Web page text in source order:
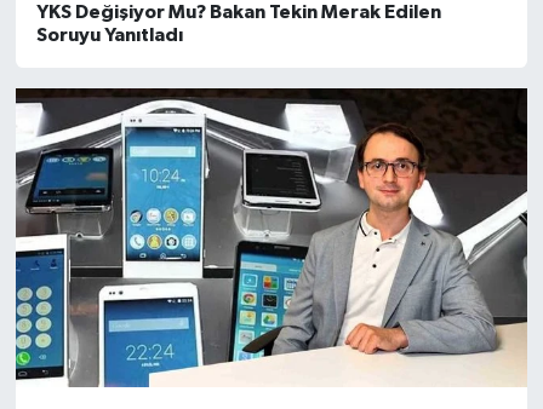
YKS Değişiyor Mu? Bakan Tekin Merak Edilen
Soruyu Yanıtladı